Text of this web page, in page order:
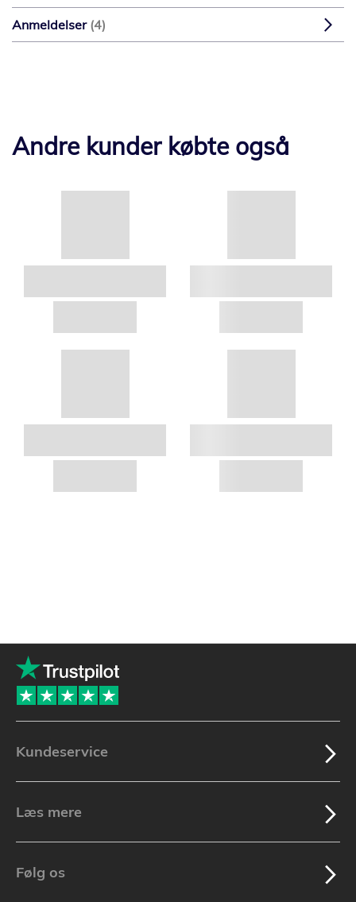
Anmeldelser 4
Andre kunder købte også
Kundeservice
Læs mere
Følg os